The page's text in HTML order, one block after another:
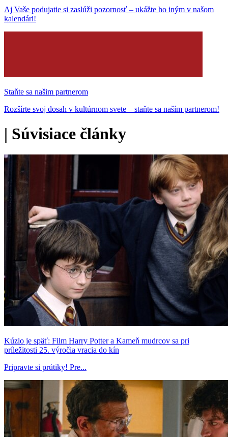
Aj Vaše podujatie si zaslúži pozornosť – ukážte ho iným v našom
kalendári!
Staňte sa našim partnerom
Rozšírte svoj dosah v kultúrnom svete – staňte sa naším partnerom!
| Súvisiace články
Kúzlo je späť: Film Harry Potter a Kameň mudrcov sa pri
príležitosti 25. výročia vracia do kín
Pripravte si prútiky! Pre...